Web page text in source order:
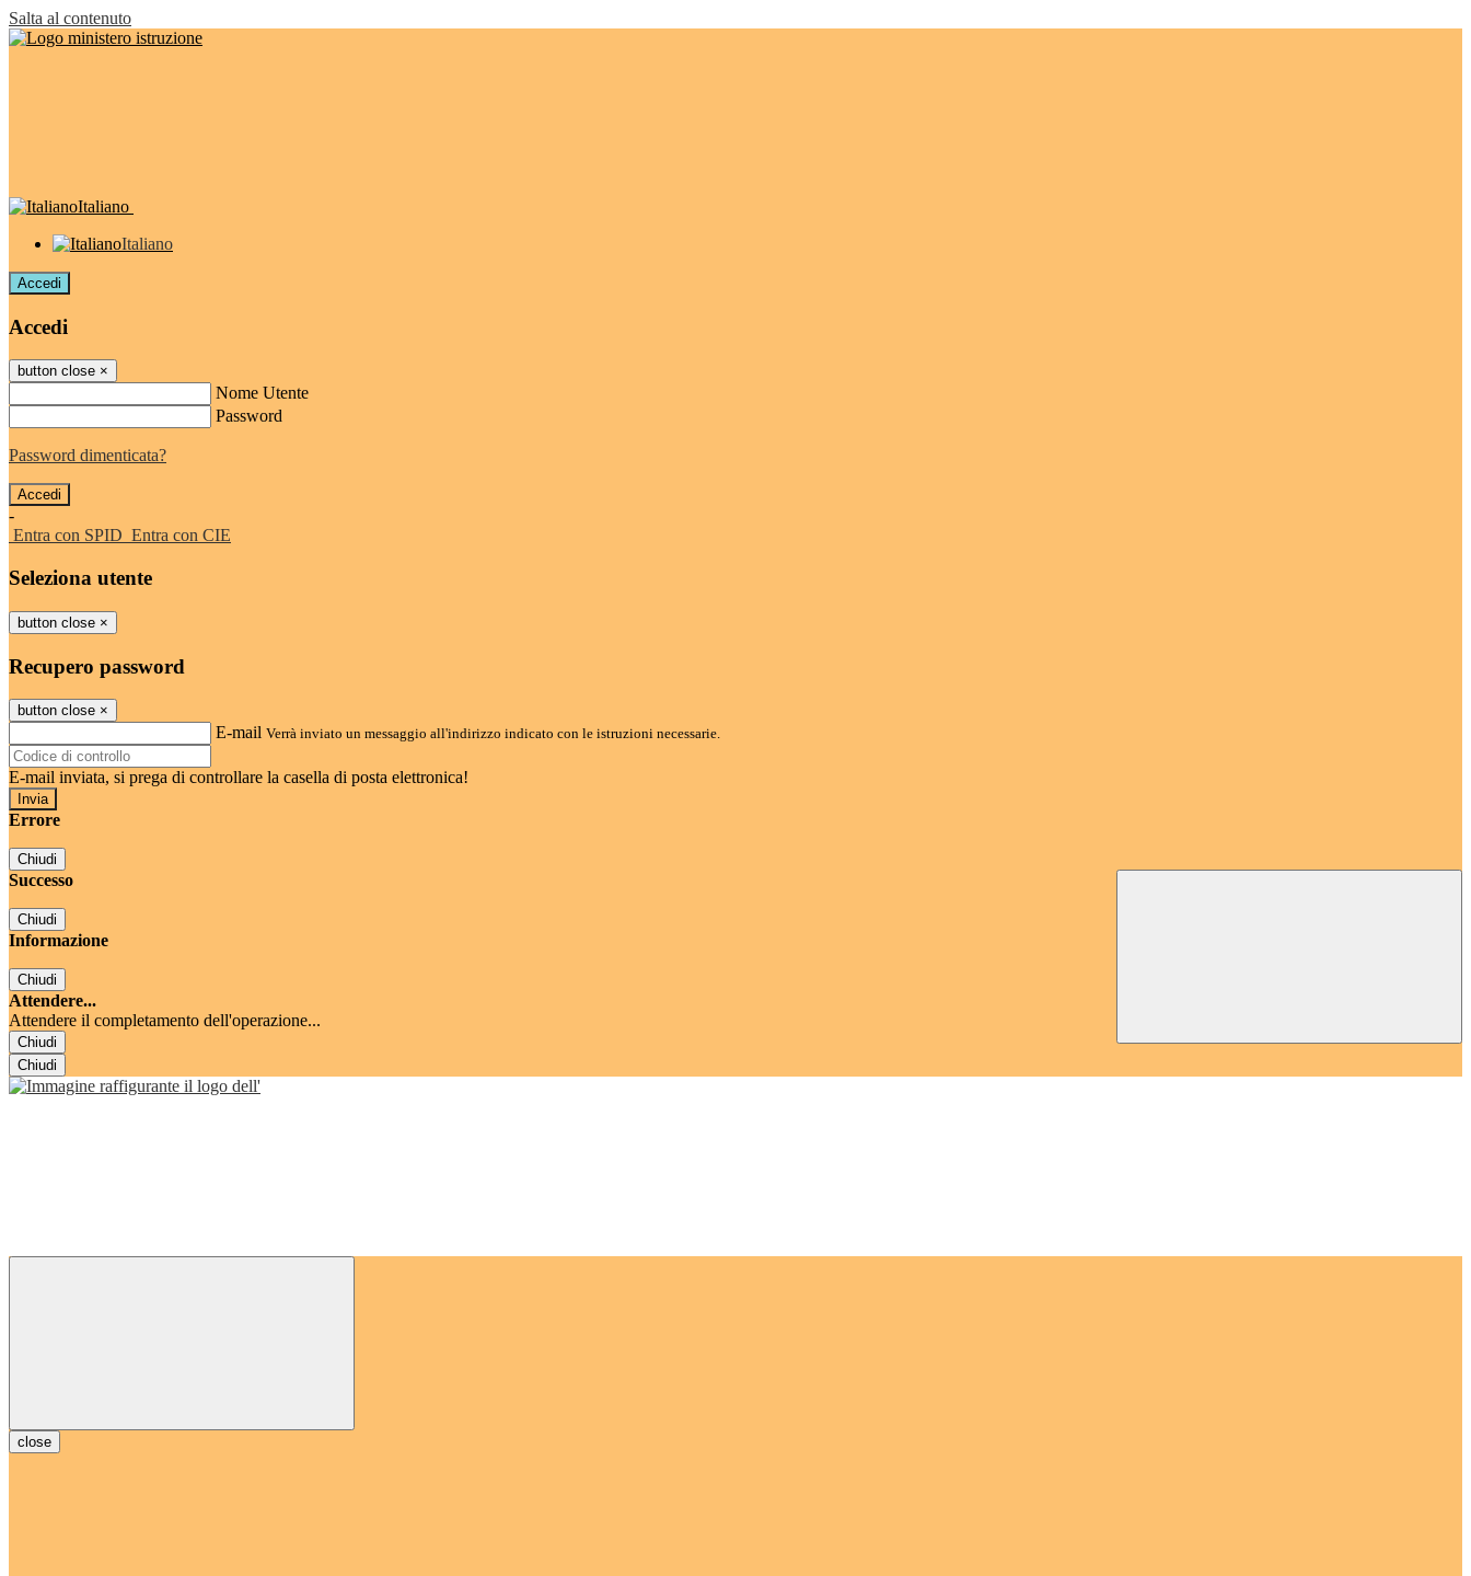
Salta al contenuto
Italiano
Italiano
Accedi
Accedi
button close ×
Nome Utente
Password
Password dimenticata?
-
Entra con SPID Entra con CIE
Seleziona utente
button close ×
Recupero password
button close ×
E-mail Verrà inviato un messaggio all'indirizzo indicato con le istruzioni necessarie.
E-mail inviata, si prega di controllare la casella di posta elettronica!
Errore
Chiudi
Successo
Chiudi
Informazione
Chiudi
Attendere...
Attendere il completamento dell'operazione...
Chiudi
Chiudi
close